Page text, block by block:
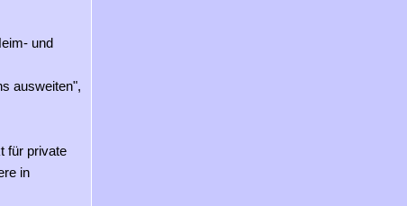
und
ausweiten",
für private
in